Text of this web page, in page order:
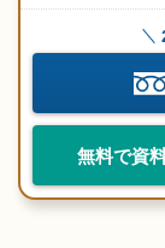
無料で資